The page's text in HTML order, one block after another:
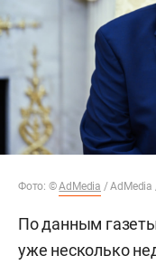
Фото: ©AdMedia /
По данным
уже несколько